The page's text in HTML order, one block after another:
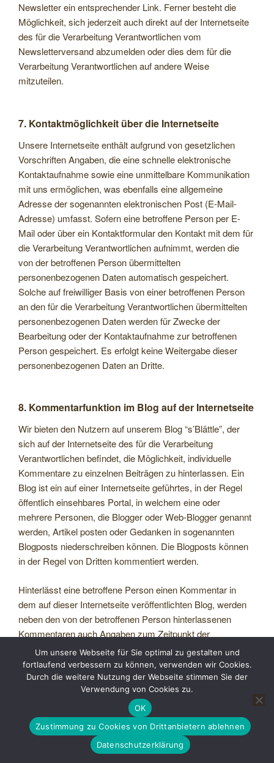
Newsletter ein entsprechender Link. Ferner besteht die
Möglichkeit, sich jederzeit auch direkt auf der Internetseite
des für die Verarbeitung Verantwortlichen vom
Newsletterversand abzumelden oder dies dem für die
Verarbeitung Verantwortlichen auf andere Weise
mitzuteilen.
7. Kontaktmöglichkeit über die Internetseite
Unsere Internetseite enthält aufgrund von gesetzlichen
Vorschriften Angaben, die eine schnelle elektronische
Kontaktaufnahme sowie eine unmittelbare Kommunikation
mit uns ermöglichen, was ebenfalls eine allgemeine
Adresse der sogenannten elektronischen Post (E-Mail-
Adresse) umfasst. Sofern eine betroffene Person per E-
Mail oder über ein Kontaktformular den Kontakt mit dem für
die Verarbeitung Verantwortlichen aufnimmt, werden die
von der betroffenen Person übermittelten
personenbezogenen Daten automatisch gespeichert.
Solche auf freiwilliger Basis von einer betroffenen Person
an den für die Verarbeitung Verantwortlichen übermittelten
personenbezogenen Daten werden für Zwecke der
Bearbeitung oder der Kontaktaufnahme zur betroffenen
Person gespeichert. Es erfolgt keine Weitergabe dieser
personenbezogenen Daten an Dritte.
8. Kommentarfunktion im Blog auf der Internetseite
Wir bieten den Nutzern auf unserem Blog “s’Blättle”, der
sich auf der Internetseite des für die Verarbeitung
Verantwortlichen befindet, die Möglichkeit, individuelle
Kommentare zu einzelnen Beiträgen zu hinterlassen. Ein
Blog ist ein auf einer Internetseite geführtes, in der Regel
öffentlich einsehbares Portal, in welchem eine oder
mehrere Personen, die Blogger oder Web-Blogger genannt
werden, Artikel posten oder Gedanken in sogenannten
Blogposts niederschreiben können. Die Blogposts können
in der Regel von Dritten kommentiert werden.
Hinterlässt eine betroffene Person einen Kommentar in
dem auf dieser Internetseite veröffentlichten Blog, werden
neben den von der betroffenen Person hinterlassenen
Kommentaren auch Angaben zum Zeitpunkt der
Kommentareingabe sowie zu dem von der betroffenen
Person gewählten Nutzernamen (Pseudonym) gespeichert
und veröffentlicht. Ferner wird die vom Internet-Service-
Provider (ISP) der betroffenen Person vergebene IP-
Adresse mitprotokolliert. Diese Speicherung der IP-Adresse
erfolgt aus Sicherheitsgründen und für den Fall, dass die
betroffene Person durch einen abgegebenen Kommentar
die Rechte Dritter verletzt oder rechtswidrige Inhalte postet.
Um unsere Webseite für Sie optimal zu gestalten und
fortlaufend verbessern zu können, verwenden wir Cookies.
Durch die weitere Nutzung der Webseite stimmen Sie der
Verwendung von Cookies zu.
OK
Zustimmung zu Cookies von Drittanbietern ablehnen
Datenschutzerklärung